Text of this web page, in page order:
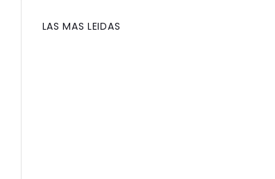
LAS MAS LEIDAS